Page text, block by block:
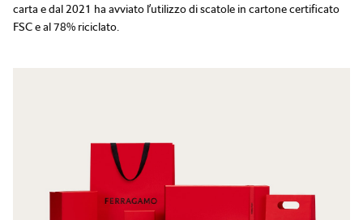
carta e dal 2021 ha avviato l’utilizzo di scatole in cartone certificato
FSC e al 78% riciclato.